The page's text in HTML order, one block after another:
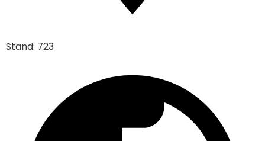
Stand: 723